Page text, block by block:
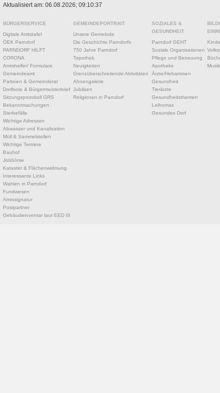
Aktualisiert am: 06.08.2026; 09:10:37
BÜRGERSERVICE
Digitale Amtstafel
ÖEK Parndorf
PARNDORF HILFT
CORONA
Amtshelfer/ Formulare
Gemeindeamt
Parteien & Gemeinderat
Dorfbote & Bürgermeisterbrief
Sitzungsprotokoll GRS
Bekanntmachungen
Sterbefälle
Wichtige Adressen
Abwasser und Kanalisation
Müll & Sammelstellen
Wichtige Termine
Bauhof
Jobbörse
Kataster & Flächenwidmung
Interessante Links
Wahlen in Parndorf
Fundwesen
Amtssignatur
Postpartner
Gebäudeinventar laut EED III
GEMEINDEPORTRAIT
Unsere Gemeinde
Die Geschichte Parndorfs
750 Jahre Parndorf
Topothek
Neuigkeiten
Grenzüberschreitende Aktivitäten
Ahnengalerie
Jubiläen
Religionen in Parndorf
SOZIALES &
GESUNDHEIT
Parndorf GEHT
Soziale Organisationen
Pflege und Betreuung
Apotheke
Ärzte/Hebammen
Gesundheit
Tierärzte
Gesundheitsthemen
Leihomas
Gesundes Dorf